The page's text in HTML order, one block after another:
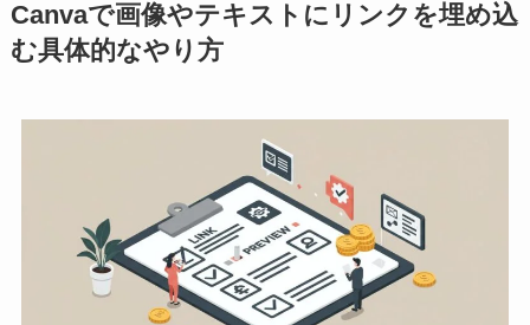
Canvaで画像やテキストにリンクを埋め込
む具体的なやり方